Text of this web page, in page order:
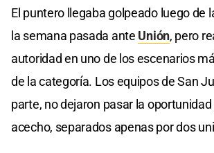
El puntero llegaba golpeado luego de
la semana pasada ante Unión, pero
autoridad en uno de los escenarios
de la categoría. Los equipos de San
parte, no dejaron pasar la
acecho, separados apenas por dos